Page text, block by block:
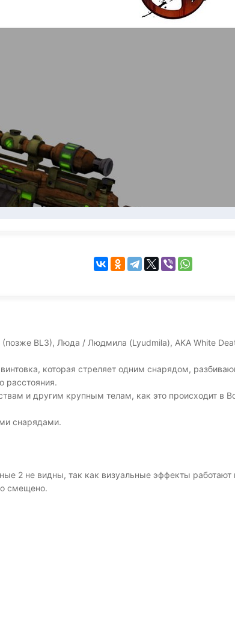
KENSHI
BL3), Люда / Людмила (Lyudmila), AKA White
которая стреляет одним снарядом,
расстояния.
и другим крупным телам, как это происходит в
снарядами.
2 не видны, так как визуальные эффекты работают
смещено.